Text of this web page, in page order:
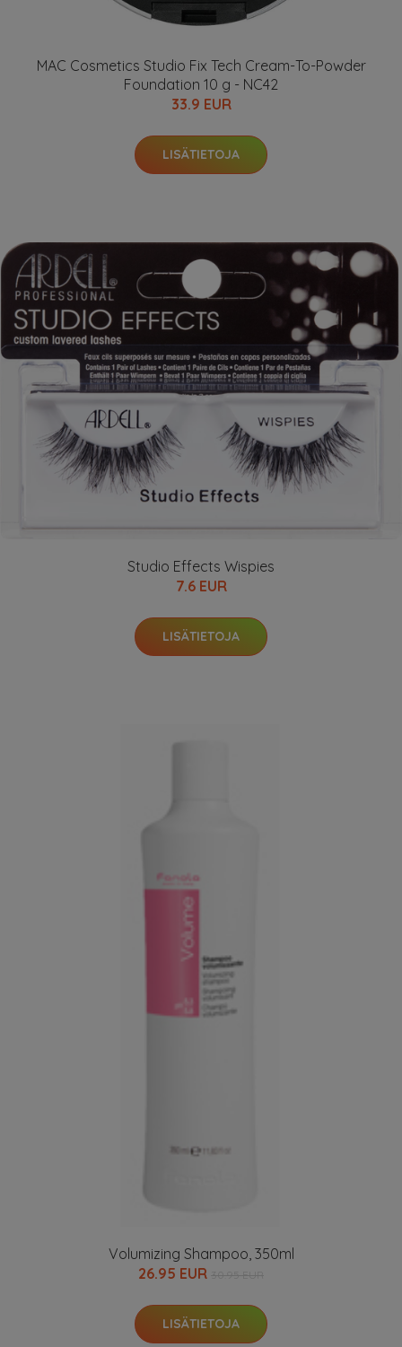
MAC Cosmetics Studio Fix Tech Cream-To-Powder
Foundation 10 g - NC42
33.9 EUR
LISÄTIETOJA
Studio Effects Wispies
7.6 EUR
LISÄTIETOJA
Volumizing Shampoo, 350ml
26.95 EUR
LISÄTIETOJA